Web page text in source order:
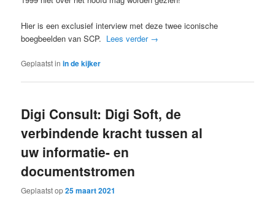
Hier is een exclusief interview met deze twee iconische
boegbeelden van SCP. Lees verder →
Geplaatst in in de kijker
Digi Consult: Digi Soft, de
verbindende kracht tussen al
uw informatie- en
documentstromen
Geplaatst op25 maart 2021